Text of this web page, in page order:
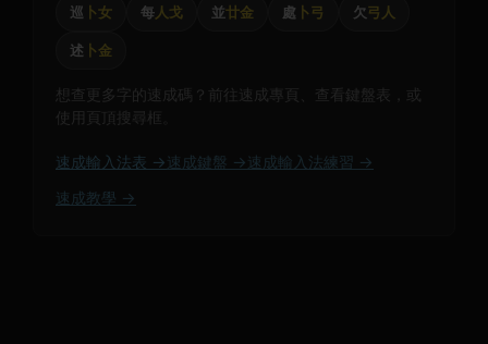
巡 卜女 每人戈 並廿金 處 卜弓 欠弓人
述 卜金
想查更多字的速成碼？前往速成專頁、查看鍵盤表，或
使用頁頂搜尋框。
速成輸入法表 → 速成鍵盤 → 速成輸入法練習 →
速成教學 →